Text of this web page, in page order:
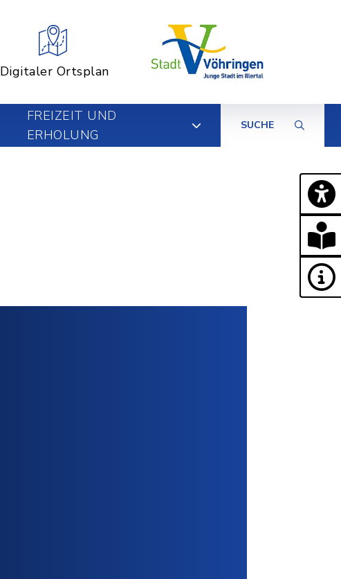
Digitaler Ortsplan
FREIZEIT UND
ERHOLUNG
SUCHE